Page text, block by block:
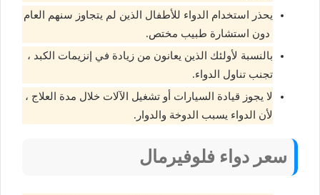
يحذر استخدام الدواء للأطفال الذين لم يتجاوز سنهم العام
دون استشارة طبيب مختص.
بالنسبة لأولئك الذين يعانون من زيادة في إنزيمات الكبد ،
تجنب تناول الدواء.
لا يجوز قيادة السيارات أو تشغيل الآلات خلال مدة العلاج ،
لأن الدواء يسبب الدوخة والدوار.
سعر دواء فلوفيرمال